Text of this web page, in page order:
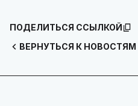
ВЕРНУТЬСЯ К НОВОСТЯМ
ПОДЕЛИТЬСЯ ССЫЛКОЙ